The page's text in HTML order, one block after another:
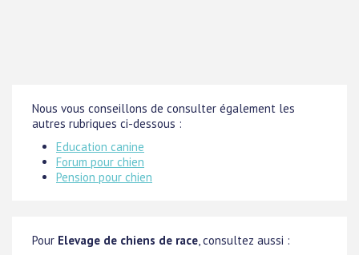
Nous vous conseillons de consulter également les
autres rubriques ci-dessous :
Education canine
Forum pour chien
Pension pour chien
Pour Elevage de chiens de race, consultez aussi :